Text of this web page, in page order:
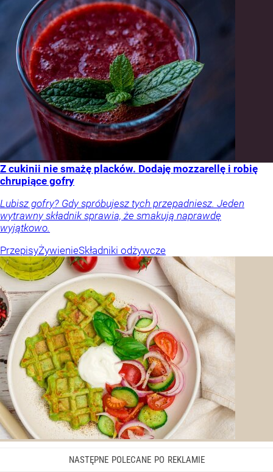
Z cukinii nie smażę placków. Dodaję mozzarellę i robię
chrupiące gofry
Lubisz gofry? Gdy spróbujesz tych przepadniesz. Jeden
wytrawny składnik sprawia, że smakują naprawdę
wyjątkowo.
PrzepisyŻywienieSkładniki odżywcze